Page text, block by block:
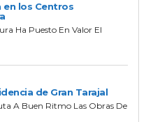
en los Centros
Ha Puesto En Valor El
de Gran Tarajal
A Buen Ritmo Las Obras De